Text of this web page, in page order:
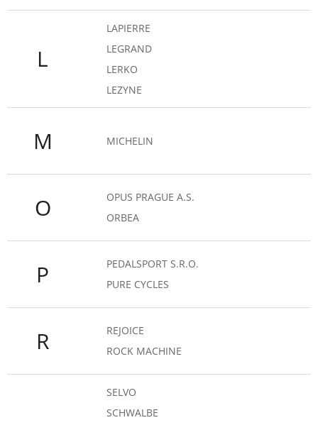
L
LAPIERRE
LEGRAND
LERKO
LEZYNE
M MICHELIN
O
OPUS PRAGUE A.S.
ORBEA
P
PEDALSPORT S.R.O.
PURE CYCLES
R
REJOICE
ROCK MACHINE
SELVO
SCHWALBE